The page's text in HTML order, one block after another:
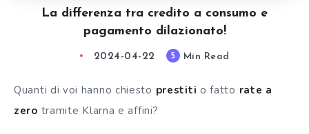
La differenza tra credito a consumo e
pagamento dilazionato!
2024-04-22 5 Min Read
Quanti di voi hanno chiesto prestiti o fatto rate a
zero tramite Klarna e affini?